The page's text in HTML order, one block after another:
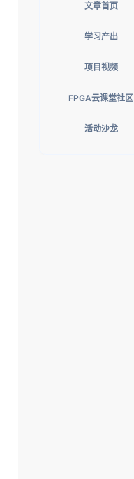
文章首页
学习产出
项目视频
FPGA云课堂社区
活动沙龙